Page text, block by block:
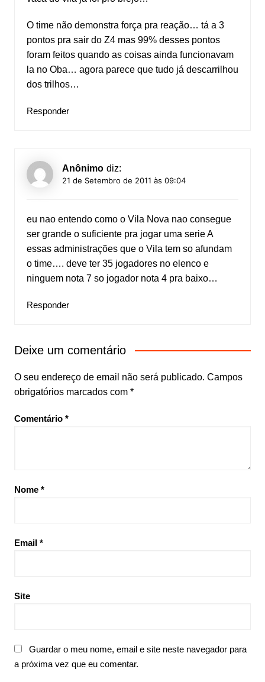
O time não demonstra força pra reação… tá a 3
pontos pra sair do Z4 mas 99% desses pontos
foram feitos quando as coisas ainda funcionavam
la no Oba… agora parece que tudo já descarrilhou
dos trilhos…
Responder
Anônimo diz:
21 de Setembro de 2011 às 09:04
eu nao entendo como o Vila Nova nao consegue
ser grande o suficiente pra jogar uma serie A
essas administrações que o Vila tem so afundam
o time…. deve ter 35 jogadores no elenco e
ninguem nota 7 so jogador nota 4 pra baixo…
Responder
Deixe um comentário
O seu endereço de email não será publicado. Campos
obrigatórios marcados com *
Comentário *
Nome *
Email *
Site
Guardar o meu nome, email e site neste navegador para
a próxima vez que eu comentar.